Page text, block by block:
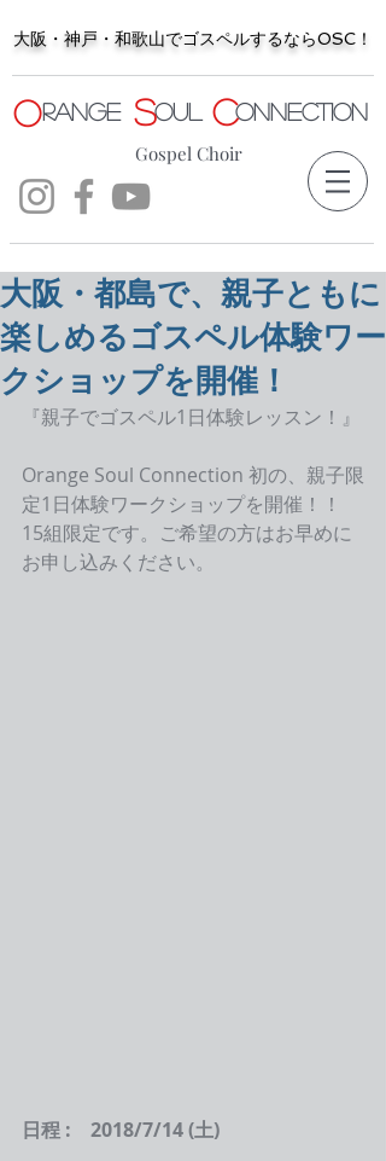
大阪・神戸・和歌山でゴスペルするならOSC！
rangeoulonnection
O S C
Gospel Choir
大阪・都島で、親子ともに
楽しめるゴスペル体験ワー
クショップを開催！
『親子でゴスペル1日体験レッスン！』
Orange Soul Connection 初の、親子限
定1日体験ワークショップを開催！！
15組限定です。ご希望の方はお早めに
お申し込みください。
日程 :　2018/7/14 (土)